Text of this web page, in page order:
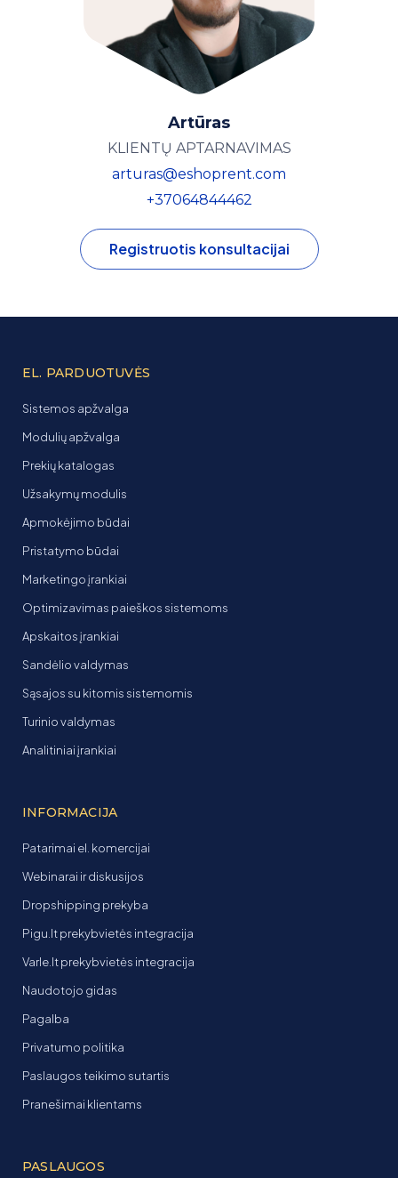
Artūras
KLIENTŲ APTARNAVIMAS
arturas@eshoprent.com
+37064844462
Registruotis konsultacijai
EL. PARDUOTUVĖS
Sistemos apžvalga
Modulių apžvalga
Prekių katalogas
Užsakymų modulis
Apmokėjimo būdai
Pristatymo būdai
Marketingo įrankiai
Optimizavimas paieškos sistemoms
Apskaitos įrankiai
Sandėlio valdymas
Sąsajos su kitomis sistemomis
Turinio valdymas
Analitiniai įrankiai
INFORMACIJA
Patarimai el. komercijai
Webinarai ir diskusijos
Dropshipping prekyba
Pigu.lt prekybvietės integracija
Varle.lt prekybvietės integracija
Naudotojo gidas
Pagalba
Privatumo politika
Paslaugos teikimo sutartis
Pranešimai klientams
PASLAUGOS